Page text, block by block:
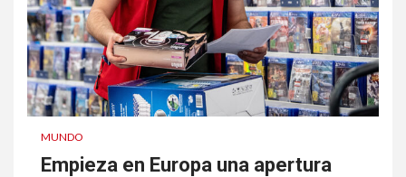
MUNDO
Empieza en Europa una apertura